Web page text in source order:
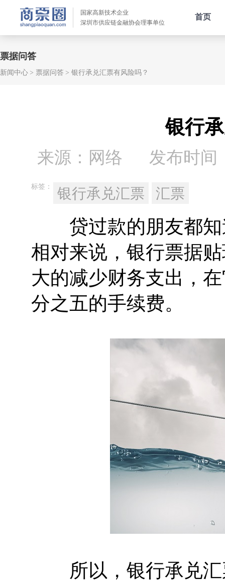
国家高新技术企业
深圳市供应链金融协会理事单位
首页
票据问答
新闻中心 票据问答 银行承兑汇票有风险吗？
银行
来源：网络 发布时间
标签： 银行承兑汇票 汇票
贷过款的朋友都知
相对来说，银行票据
大的减少财务支出，
分之五的手续费。
所以，银行承兑汇